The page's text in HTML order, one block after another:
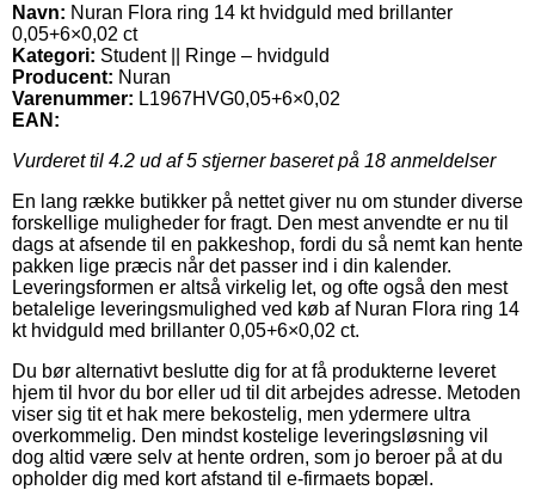
Navn: Nuran Flora ring 14 kt hvidguld med brillanter
0,05+6×0,02 ct
Kategori: Student || Ringe – hvidguld
Producent: Nuran
Varenummer: L1967HVG0,05+6×0,02
EAN:
Vurderet til 4.2 ud af 5 stjerner baseret på 18 anmeldelser
En lang række butikker på nettet giver nu om stunder diverse
forskellige muligheder for fragt. Den mest anvendte er nu til
dags at afsende til en pakkeshop, fordi du så nemt kan hente
pakken lige præcis når det passer ind i din kalender.
Leveringsformen er altså virkelig let, og ofte også den mest
betalelige leveringsmulighed ved køb af Nuran Flora ring 14
kt hvidguld med brillanter 0,05+6×0,02 ct.
Du bør alternativt beslutte dig for at få produkterne leveret
hjem til hvor du bor eller ud til dit arbejdes adresse. Metoden
viser sig tit et hak mere bekostelig, men ydermere ultra
overkommelig. Den mindst kostelige leveringsløsning vil
dog altid være selv at hente ordren, som jo beroer på at du
opholder dig med kort afstand til e-firmaets bopæl.